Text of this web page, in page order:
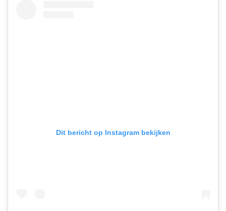
Dit bericht op Instagram bekijken